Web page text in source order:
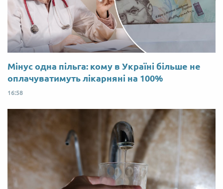
Мінус одна пільга: кому в Україні більше не
оплачуватимуть лікарняні на 100%
16:58